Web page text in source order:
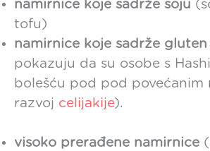
namirnice koje sadrže soju
tofu)
namirnice koje sadrže gluten
pokazuju da su osobe s
bolešću pod pod povećanim
razvoj celijakije).
visoko prerađene namirnice